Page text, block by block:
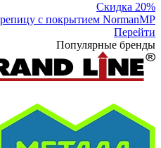
Скидка 20%
с покрытием NormanMP
Перейти
Популярные бренды